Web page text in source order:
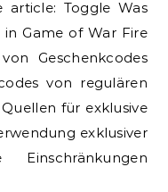
article: Toggle Was
in Game of War Fire
Geschenkcodes
von regulären
für exklusive
exklusiver
Einschränkungen